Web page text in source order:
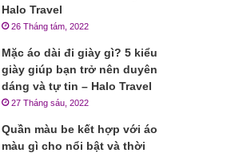
Halo Travel
26 Tháng tám, 2022
Mặc áo dài đi giày gì? 5 kiểu
giày giúp bạn trở nên duyên
dáng và tự tin – Halo Travel
27 Tháng sáu, 2022
Quần màu be kết hợp với áo
màu gì cho nổi bật và thời